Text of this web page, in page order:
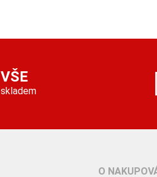
VŠE
skladem
O